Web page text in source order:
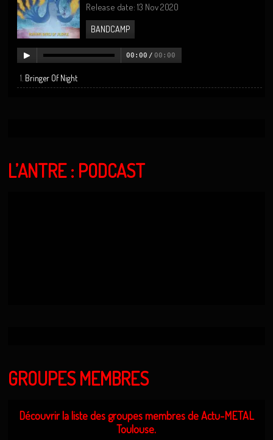
Release date: 13 Nov 2020
BANDCAMP
00:00 / 00:00
Bringer Of Night
L’ANTRE : PODCAST
GROUPES MEMBRES
Découvrir la liste des groupes membres de Actu-METAL
Toulouse.